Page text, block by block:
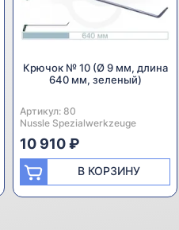
Крючок № 10 (Ø 9 мм, длина
640 мм, зеленый)
Артикул: 80
Производитель:
Nussle Spezialwerkzeuge
10 910 ₽
В КОРЗИНУ